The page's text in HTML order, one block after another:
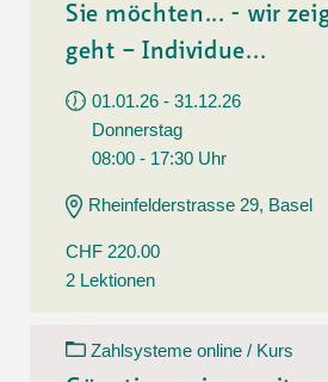
Sie möchten... - wir
geht – Individue...
01.01.26 - 31.12.26
Donnerstag
08:00 - 17:30 Uhr
Rheinfelderstrasse 29, Basel
CHF 220.00
2 Lektionen
Zahlsysteme online / Kurs